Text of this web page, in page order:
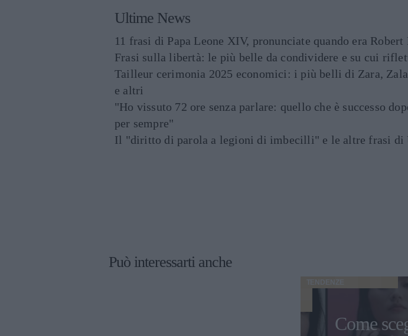
Ultime News
11 frasi di Papa Leone XIV, pronunciate quando era Robert
Frasi sulla libertà: le più belle da condividere e su cui
Tailleur cerimonia 2025 economici: i più belli di Zara,
e altri
"Ho vissuto 72 ore senza parlare: quello che è successo
per sempre"
Il "diritto di parola a legioni di imbecilli" e le altre frasi di
Può interessarti anche
TENDENZE
Come